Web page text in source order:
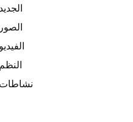
الجديد
الصور
الفيديو
النظم
نشاطات